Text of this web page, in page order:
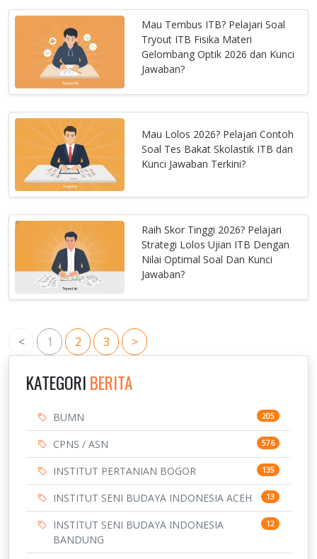
Mau Tembus ITB? Pelajari Soal
Tryout ITB Fisika Materi
Gelombang Optik 2026 dan Kunci
Jawaban?
Mau Lolos 2026? Pelajari Contoh
Soal Tes Bakat Skolastik ITB dan
Kunci Jawaban Terkini?
Raih Skor Tinggi 2026? Pelajari
Strategi Lolos Ujian ITB Dengan
Nilai Optimal Soal Dan Kunci
Jawaban?
< 1 2 3 >
KATEGORI BERITA
BUMN 205
CPNS / ASN 576
INSTITUT PERTANIAN BOGOR 135
INSTITUT SENI BUDAYA INDONESIA ACEH 13
INSTITUT SENI BUDAYA INDONESIA
BANDUNG
12